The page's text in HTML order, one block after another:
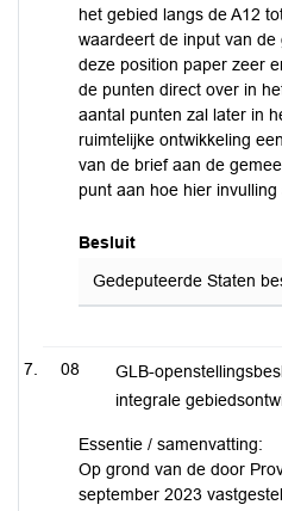
het gebied langs de A12
waardeert de input van
deze position paper zeer
de punten direct over in
aantal punten zal later in
ruimtelijke ontwikkeling
van de brief aan de
punt aan hoe hier invulling
Besluit
Gedeputeerde Staten
08
GLB-
integrale
Essentie / samenvatting:
Op grond van de door
september 2023